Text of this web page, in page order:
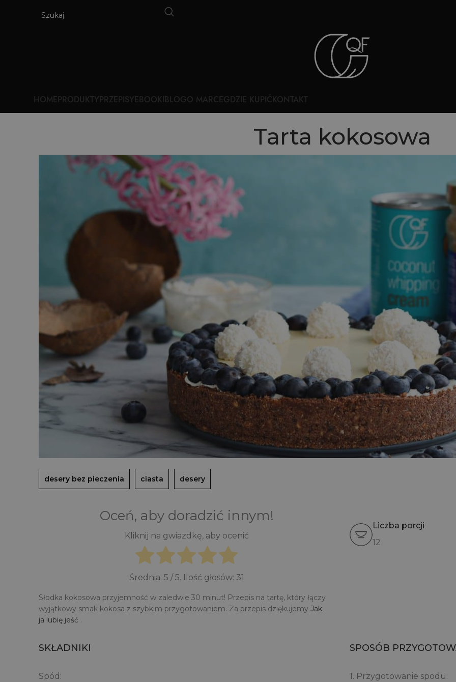
HOMEPRODUKTYPRZEPISYEBOOKIBLOGO MARCEGDZIE KUPIĆKONTAKT
Tarta kokosowa
desery bez pieczenia ciasta desery
Oceń, aby doradzić innym!
Kliknij na gwiazdkę, aby ocenić
Średnia: 5 / 5. Ilość głosów: 31
Słodka kokosowa przyjemność w zaledwie 30 minut! Przepis na tartę, który łączy
wyjątkowy smak kokosa z szybkim przygotowaniem. Za przepis dziękujemy Jak
ja lubię jeść .
Liczba porcji
12
SKŁADNIKI
Spód:
SPOSÓB
1. Przygotowanie spodu: